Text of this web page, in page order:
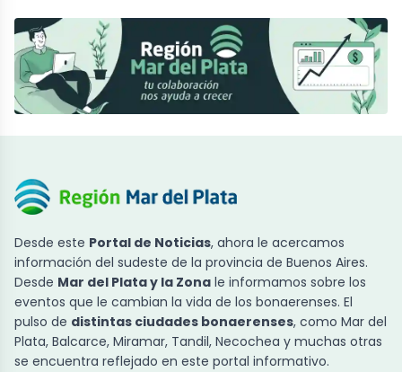
Desde este Portal de Noticias, ahora le acercamos
información del sudeste de la provincia de Buenos Aires.
Desde Mar del Plata y la Zona le informamos sobre los
eventos que le cambian la vida de los bonaerenses. El
pulso de distintas ciudades bonaerenses, como Mar del
Plata, Balcarce, Miramar, Tandil, Necochea y muchas otras
se encuentra reflejado en este portal informativo.